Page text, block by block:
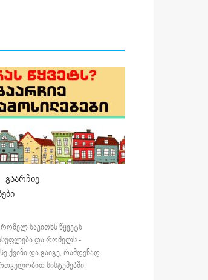
გაარჩიე
საკითხს წყვეტს
და რომელს -
ქვიზი და გაიგე, რამდენად
სისტემებში.